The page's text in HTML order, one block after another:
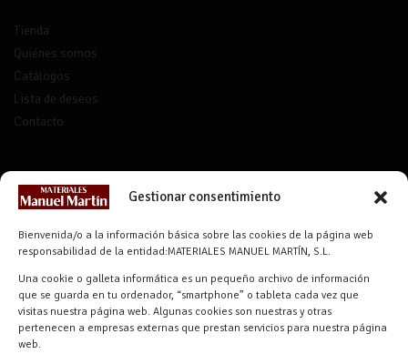
Gestionar consentimiento
Bienvenida/o a la información básica sobre las cookies de la página web
responsabilidad de la entidad:MATERIALES MANUEL MARTÍN, S.L.
Una cookie o galleta informática es un pequeño archivo de información
que se guarda en tu ordenador, “smartphone” o tableta cada vez que
visitas nuestra página web. Algunas cookies son nuestras y otras
pertenecen a empresas externas que prestan servicios para nuestra página
web.
Tienda
Quiénes somos
Catálogos
Lista de deseos
Contacto
CONTACTO
info@materialesmanuelmartin.com
921 57 52 29
618 59 79 72 (Solo WhatsApp)
Materiales Manuel Martín Ctra.
Turégano-Navas de Oro, 47, 40280
Navalmanzano, Segovia, ESPAÑA